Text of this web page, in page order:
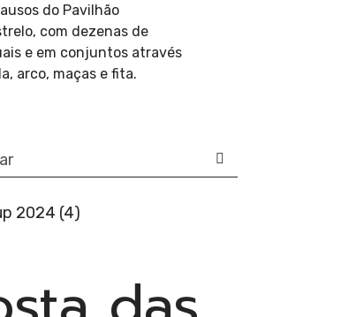
do Pavilhão
com dezenas de
e em conjuntos através
arco, maças e fita.
2024 (4)